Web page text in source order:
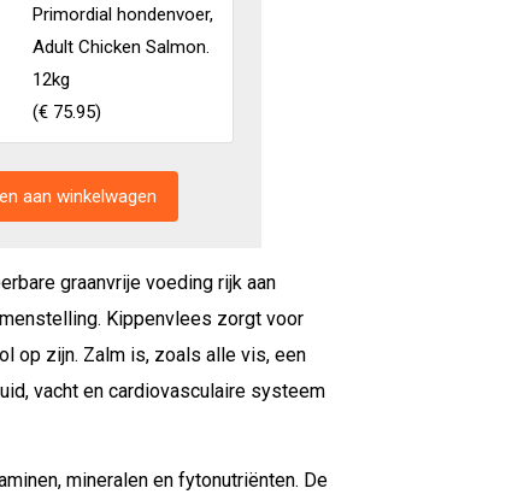
Primordial hondenvoer,
Adult Chicken Salmon.
12kg
(€ 75.95)
graanvrije voeding rijk aan
Kippenvlees zorgt voor
op zijn. Zalm is, zoals alle vis, een
vacht en cardiovasculaire systeem
mineralen en fytonutriënten. De